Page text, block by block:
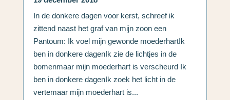
In de donkere dagen voor kerst, schreef ik
zittend naast het graf van mijn zoon een
Pantoum: Ik voel mijn gewonde moederhartIk
ben in donkere dagenIk zie de lichtjes in de
bomenmaar mijn moederhart is verscheurd Ik
ben in donkere dagenIk zoek het licht in de
vertemaar mijn moederhart is...